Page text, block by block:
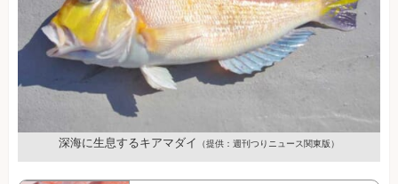
深海に生息するキアマダイ （提供：週刊つりニュース関東版）